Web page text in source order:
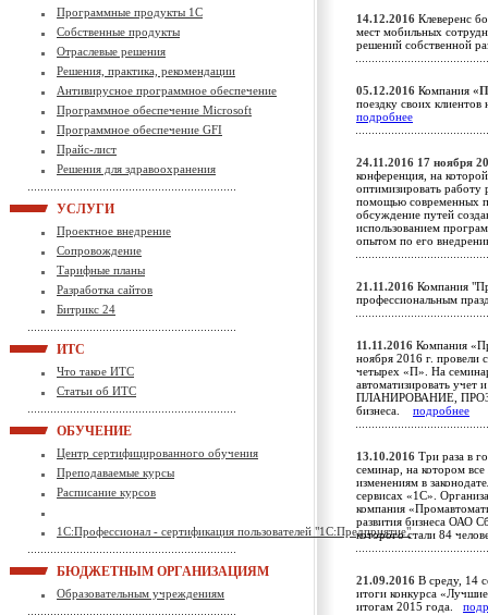
Программные продукты 1С
Собственные продукты
Отраслевые решения
Решения, практика, рекомендации
Антивирусное программное обеспечение
Программное обеспечение Microsoft
Программное обеспечение GFI
Прайс-лист
Решения для здравоохранения
УСЛУГИ
Проектное внедрение
Сопровождение
Тарифные планы
Разработка сайтов
Битрикс 24
ИТС
Что такое ИТС
Статьи об ИТС
ОБУЧЕНИЕ
Центр сертифицированного обучения
Преподаваемые курсы
Расписание курсов
1С:Профессионал - сертификация пользователей "1С:Предприятие"
БЮДЖЕТНЫМ ОРГАНИЗАЦИЯМ
Образовательным учреждениям
14.12.2016 Клеверенс
мест мобильных
решений собственной
05.12.2016 Компания
поездку своих клиентов
подробнее
24.11.2016 17 ноября
конференция, на
оптимизировать работу
помощью современных
обсуждение путей
использованием
опытом по его
21.11.2016 Компания
профессиональным
11.11.2016 Компания
ноября 2016 г. провели
четырех «П». На
автоматизировать учет
ПЛАНИРОВАНИЕ,
бизнеса. подробнее
13.10.2016 Три раза в
семинар, на котором
изменениям в
сервисах «1С».
компания
развития бизнеса ОАО
которого стали 84
21.09.2016 В среду, 14
итоги конкурса
итогам 2015 года.